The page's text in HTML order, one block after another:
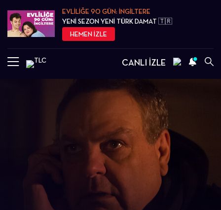
EVLİLİĞE 90 GÜN: İNGİLTERE
YENİ SEZON YENİ TÜRK DAMAT 🇹🇷
HEMEN İZLE
CANLI İZLE